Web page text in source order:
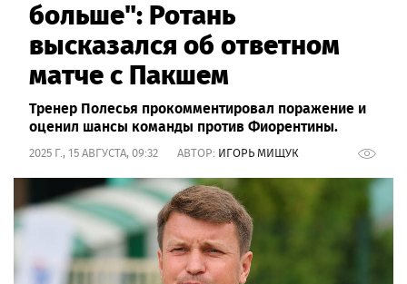
больше": Ротань
высказался об ответном
матче с Пакшем
Тренер Полесья прокомментировал поражение и
оценил шансы команды против Фиорентины.
2025 Г., 15 АВГУСТА, 09:32 АВТОР: ИГОРЬ МИЩУК